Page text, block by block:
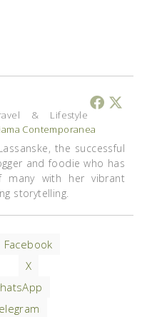
& Lifestyle
Contemporanea
the successful
and foodie who has
many with her vibrant
storytelling.
Facebook
X